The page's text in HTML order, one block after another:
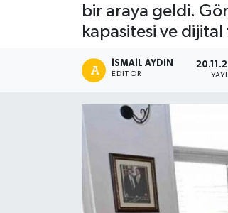
bir araya geldi.
kapasitesi ve
İSMAIL AYDIN
EDITÖR
RESMİ REKLAM